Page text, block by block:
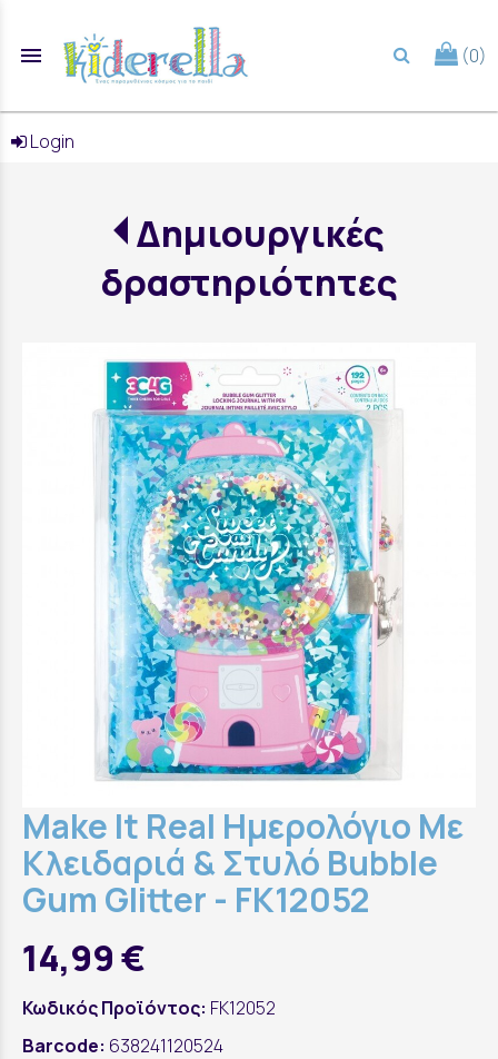
menu (0)
Login
Δημιουργικές
δραστηριότητες
Make It Real Ημερολόγιο Με
Κλειδαριά & Στυλό Bubble
Gum Glitter - FK12052
14,99 €
Κωδικός Προϊόντος: FK12052
Barcode: 638241120524